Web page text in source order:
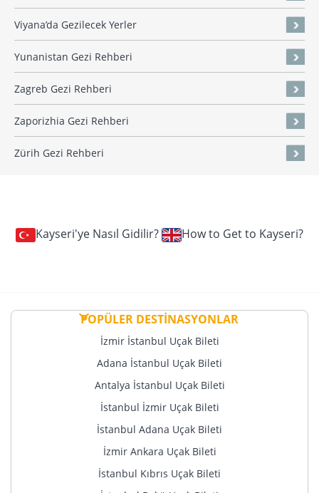
Viyana’da Gezilecek Yerler
Yunanistan Gezi Rehberi
Zagreb Gezi Rehberi
Zaporizhia Gezi Rehberi
Zürih Gezi Rehberi
Kayseri'ye Nasıl Gidilir? How to Get to Kayseri?
POPÜLER DESTİNASYONLAR
İzmir İstanbul Uçak Bileti
Adana İstanbul Uçak Bileti
Antalya İstanbul Uçak Bileti
İstanbul İzmir Uçak Bileti
İstanbul Adana Uçak Bileti
İzmir Ankara Uçak Bileti
İstanbul Kıbrıs Uçak Bileti